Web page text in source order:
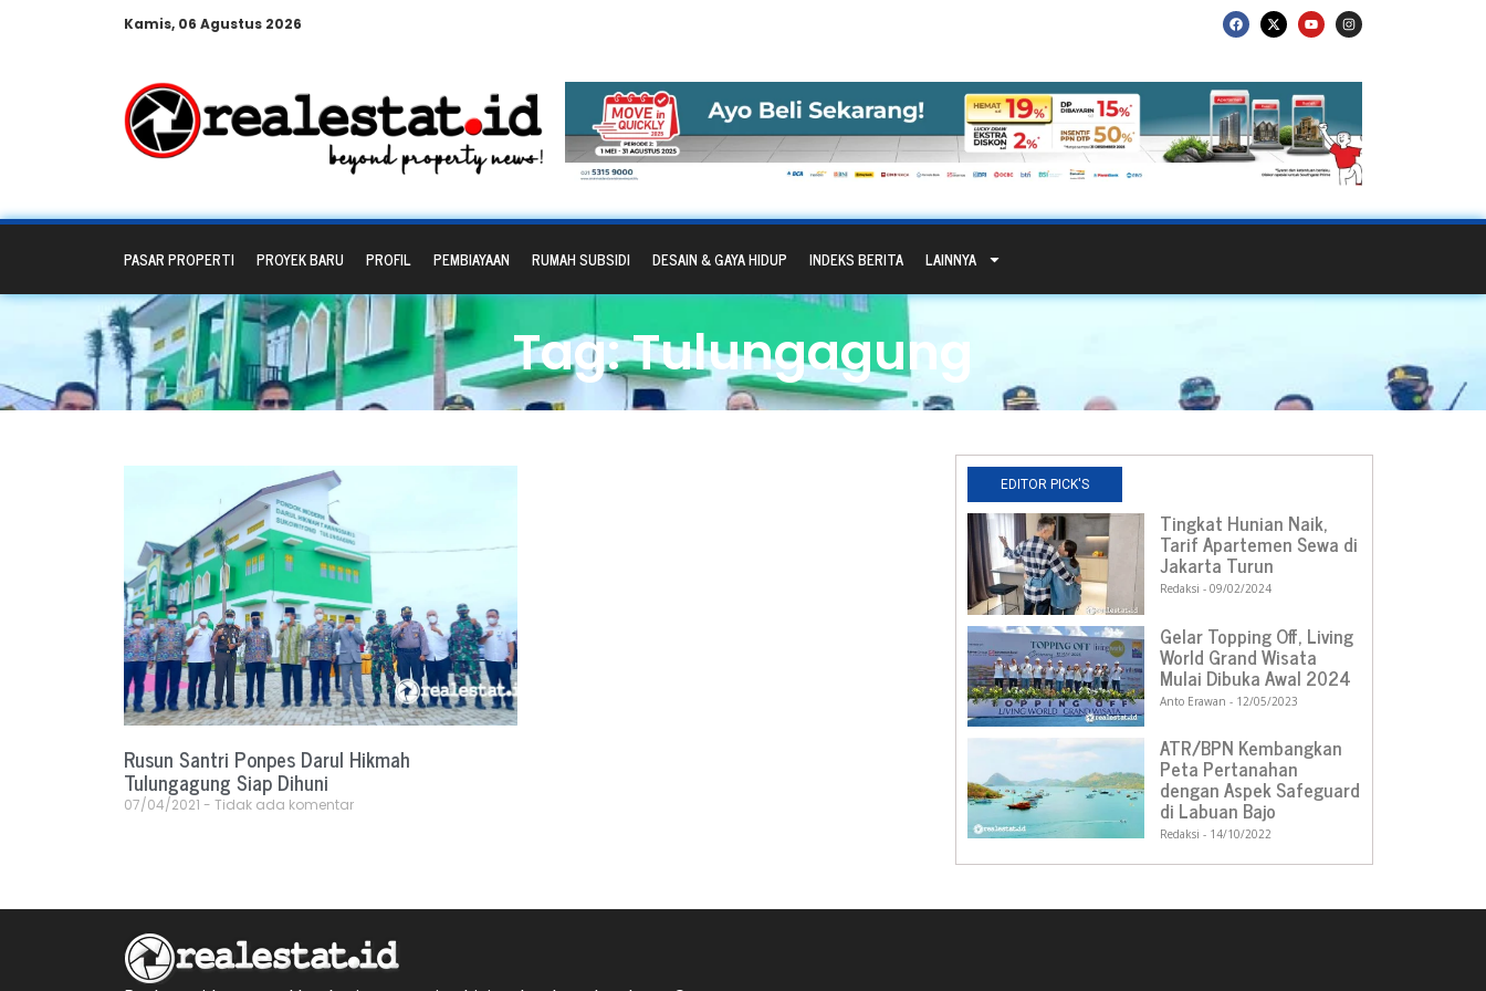
Kamis, 06 Agustus 2026
PASAR PROPERTI PROYEK BARU PROFIL PEMBIAYAAN RUMAH SUBSIDI DESAIN & GAYA HIDUP INDEKS BERITA LAINNYA
Tag: Tulungagung
Rusun Santri Ponpes Darul Hikmah
Tulungagung Siap Dihuni
07/04/2021 Tidak ada komentar
EDITOR PICK'S
Tingkat Hunian Naik,
Tarif Apartemen Sewa di
Jakarta Turun
Redaksi 09/02/2024
Gelar Topping Off, Living
World Grand Wisata
Mulai Dibuka Awal 2024
Anto Erawan 12/05/2023
ATR/BPN Kembangkan
Peta Pertanahan
dengan Aspek Safeguard
di Labuan Bajo
Redaksi 14/10/2022